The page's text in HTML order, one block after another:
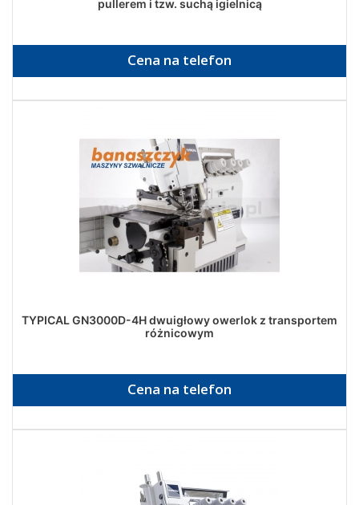
pullerem i tzw. suchą igielnicą
Cena na telefon
TYPICAL GN3000D-4H dwuigłowy owerlok z transportem
różnicowym
Cena na telefon